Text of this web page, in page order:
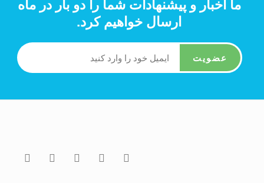
ما اخبار و پیشنهادات شما را دو بار در ماه
ارسال خواهیم کرد.
عضویت